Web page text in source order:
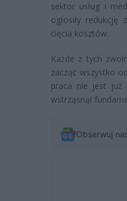
sektor usług i
ogłosiły
cięcia kosztów.
Każde z tych
zacząć wszystko
praca nie jest już
wstrząsnął
Obserwuj